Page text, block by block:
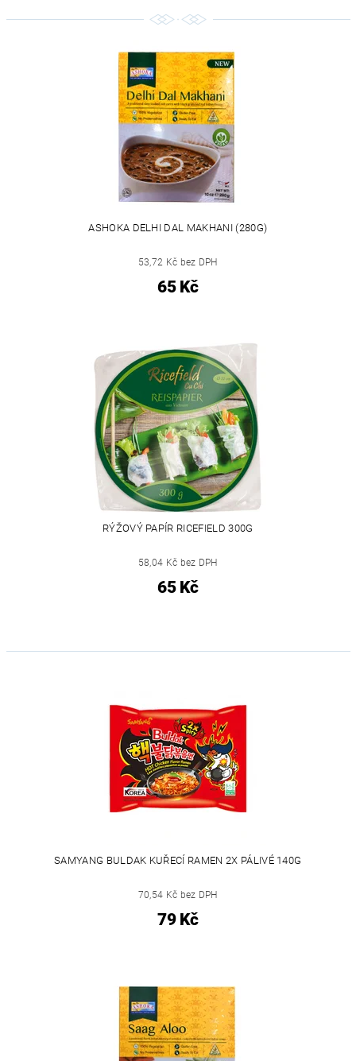
ASHOKA DELHI DAL MAKHANI (280G)
53,72 Kč bez DPH
65 Kč
RÝŽOVÝ PAPÍR RICEFIELD 300G
58,04 Kč bez DPH
65 Kč
SAMYANG BULDAK KUŘECÍ RAMEN 2X PÁLIVÉ 140G
70,54 Kč bez DPH
79 Kč